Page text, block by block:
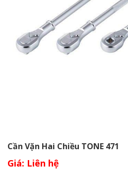
Cần Vặn Hai Chiều TONE 471
Giá: